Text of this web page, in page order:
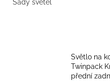
Sady světel
Světlo na
Twinpack
přední